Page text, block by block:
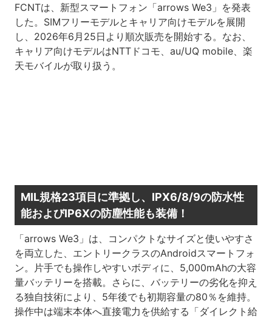
FCNTは、新型スマートフォン「arrows We3」を発表
した。SIMフリーモデルとキャリア向けモデルを展開
し、2026年6月25日より順次販売を開始する。なお、
キャリア向けモデルはNTTドコモ、au/UQ mobile、楽
天モバイルが取り扱う。
MIL規格23項目に準拠し、IPX6/8/9の防水性
能およびIP6Xの防塵性能も装備！
「arrows We3」は、コンパクトなサイズと使いやすさ
を両立した、エントリークラスのAndroidスマートフォ
ン。片手でも操作しやすいボディに、5,000mAhの大容
量バッテリーを搭載。さらに、バッテリーの劣化を抑え
る独自技術により、5年後でも初期容量の80％を維持。
操作中は端末本体へ直接電力を供給する「ダイレクト給